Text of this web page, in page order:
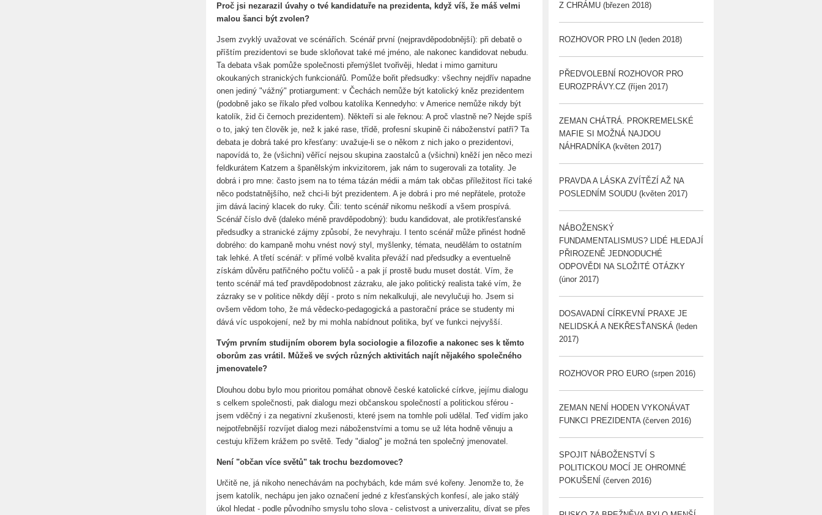
Proč jsi nezarazil úvahy o tvé kandidatuře na prezidenta, když víš, že máš velmi
malou šanci být zvolen?
Jsem zvyklý uvažovat ve scénářích. Scénář první (nejpravděpodobnější): při debatě o
příštím prezidentovi se bude skloňovat také mé jméno, ale nakonec kandidovat nebudu.
Ta debata však pomůže společnosti přemýšlet tvořivěji, hledat i mimo garnituru
okoukaných stranických funkcionářů. Pomůže bořit předsudky: všechny nejdřív napadne
onen jediný "vážný" protiargument: v Čechách nemůže být katolický kněz prezidentem
(podobně jako se říkalo před volbou katolíka Kennedyho: v Americe nemůže nikdy být
katolík, žid či černoch prezidentem). Někteří si ale řeknou: A proč vlastně ne? Nejde spíš
o to, jaký ten člověk je, než k jaké rase, třídě, profesní skupině či náboženství patří? Ta
debata je dobrá také pro křesťany: uvažuje-li se o někom z nich jako o prezidentovi,
napovídá to, že (všichni) věřící nejsou skupina zaostalců a (všichni) kněží jen něco mezi
feldkurátem Katzem a španělským inkvizitorem, jak nám to sugerovali za totality. Je
dobrá i pro mne: často jsem na to téma tázán médii a mám tak občas příležitost říci také
něco podstatnějšího, než chci-li být prezidentem. A je dobrá i pro mé nepřátele, protože
jim dává laciný klacek do ruky. Čili: tento scénář nikomu neškodí a všem prospívá.
Scénář číslo dvě (daleko méně pravděpodobný): budu kandidovat, ale protikřesťanské
předsudky a stranické zájmy způsobí, že nevyhraju. I tento scénář může přinést hodně
dobrého: do kampaně mohu vnést nový styl, myšlenky, témata, neudělám to ostatním
tak lehké. A třetí scénář: v přímé volbě kvalita převáží nad předsudky a eventuelně
získám důvěru patřičného počtu voličů - a pak jí prostě budu muset dostát. Vím, že
tento scénář má teď pravděpodobnost zázraku, ale jako politický realista také vím, že
zázraky se v politice někdy dějí - proto s ním nekalkuluji, ale nevylučuji ho. Jsem si
ovšem vědom toho, že má vědecko-pedagogická a pastorační práce se studenty mi
dává víc uspokojení, než by mi mohla nabídnout politika, byť ve funkci nejvyšší.
Tvým prvním studijním oborem byla sociologie a filozofie a nakonec ses k těmto
oborům zas vrátil. Můžeš ve svých různých aktivitách najít nějakého společného
jmenovatele?
Dlouhou dobu bylo mou prioritou pomáhat obnově české katolické církve, jejímu dialogu
s celkem společnosti, pak dialogu mezi občanskou společností a politickou sférou -
jsem vděčný i za negativní zkušenosti, které jsem na tomhle poli udělal. Teď vidím jako
nejpotřebnější rozvíjet dialog mezi náboženstvími a tomu se už léta hodně věnuju a
cestuju křížem krážem po světě. Tedy "dialog" je možná ten společný jmenovatel.
Není "občan více světů" tak trochu bezdomovec?
Určitě ne, já nikoho nenechávám na pochybách, kde mám své kořeny. Jenomže to, že
jsem katolík, nechápu jen jako označení jedné z křesťanských konfesí, ale jako stálý
úkol hledat - podle původního smyslu toho slova - celistvost a univerzalitu, dívat se přes
Z CHRÁMU (březen 2018)
ROZHOVOR PRO LN (leden 2018)
PŘEDVOLEBNÍ ROZHOVOR PRO
EUROZPRÁVY.CZ (říjen 2017)
ZEMAN CHÁTRÁ. PROKREMELSKÉ
MAFIE SI MOŽNÁ NAJDOU
NÁHRADNÍKA (květen 2017)
PRAVDA A LÁSKA ZVÍTĚZÍ AŽ NA
POSLEDNÍM SOUDU (květen 2017)
NÁBOŽENSKÝ
FUNDAMENTALISMUS? LIDÉ HLEDAJÍ
PŘIROZENĚ JEDNODUCHÉ
ODPOVĚDI NA SLOŽITÉ OTÁZKY
(únor 2017)
DOSAVADNÍ CÍRKEVNÍ PRAXE JE
NELIDSKÁ A NEKŘESŤANSKÁ (leden
2017)
ROZHOVOR PRO EURO (srpen 2016)
ZEMAN NENÍ HODEN VYKONÁVAT
FUNKCI PREZIDENTA (červen 2016)
SPOJIT NÁBOŽENSTVÍ S
POLITICKOU MOCÍ JE OHROMNÉ
POKUŠENÍ (červen 2016)